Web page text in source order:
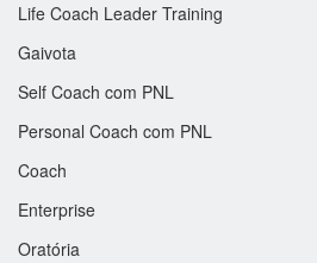
Life Coach Leader Training
Gaivota
Self Coach com PNL
Personal Coach com PNL
Coach
Enterprise
Oratória